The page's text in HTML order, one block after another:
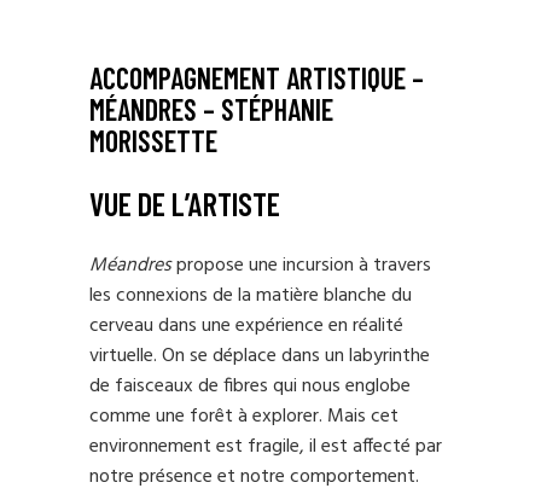
ACCOMPAGNEMENT ARTISTIQUE –
MÉANDRES – STÉPHANIE
MORISSETTE
VUE DE L’ARTISTE
Méandrespropose une incursion à travers
les connexions de la matière blanche du
cerveau dans une expérience en réalité
virtuelle. On se déplace dans un labyrinthe
de faisceaux de fibres qui nous englobe
comme une forêt à explorer. Mais cet
environnement est fragile, il est affecté par
notre présence et notre comportement.